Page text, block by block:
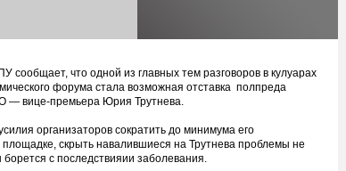
сообщает, что одной из главных тем разговоров в кулуарах
форума стала возможная отставка полпреда
— вице-премьера Юрия Трутнева.
организаторов сократить до минимума его
скрыть навалившиеся на Трутнева проблемы не
с последствияии заболевания.